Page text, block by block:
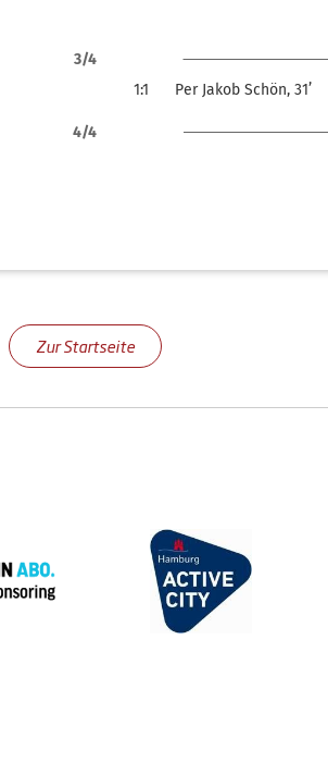
3/4
1:1
Per Jakob Schön, 31’
4/4
Zur Startseite